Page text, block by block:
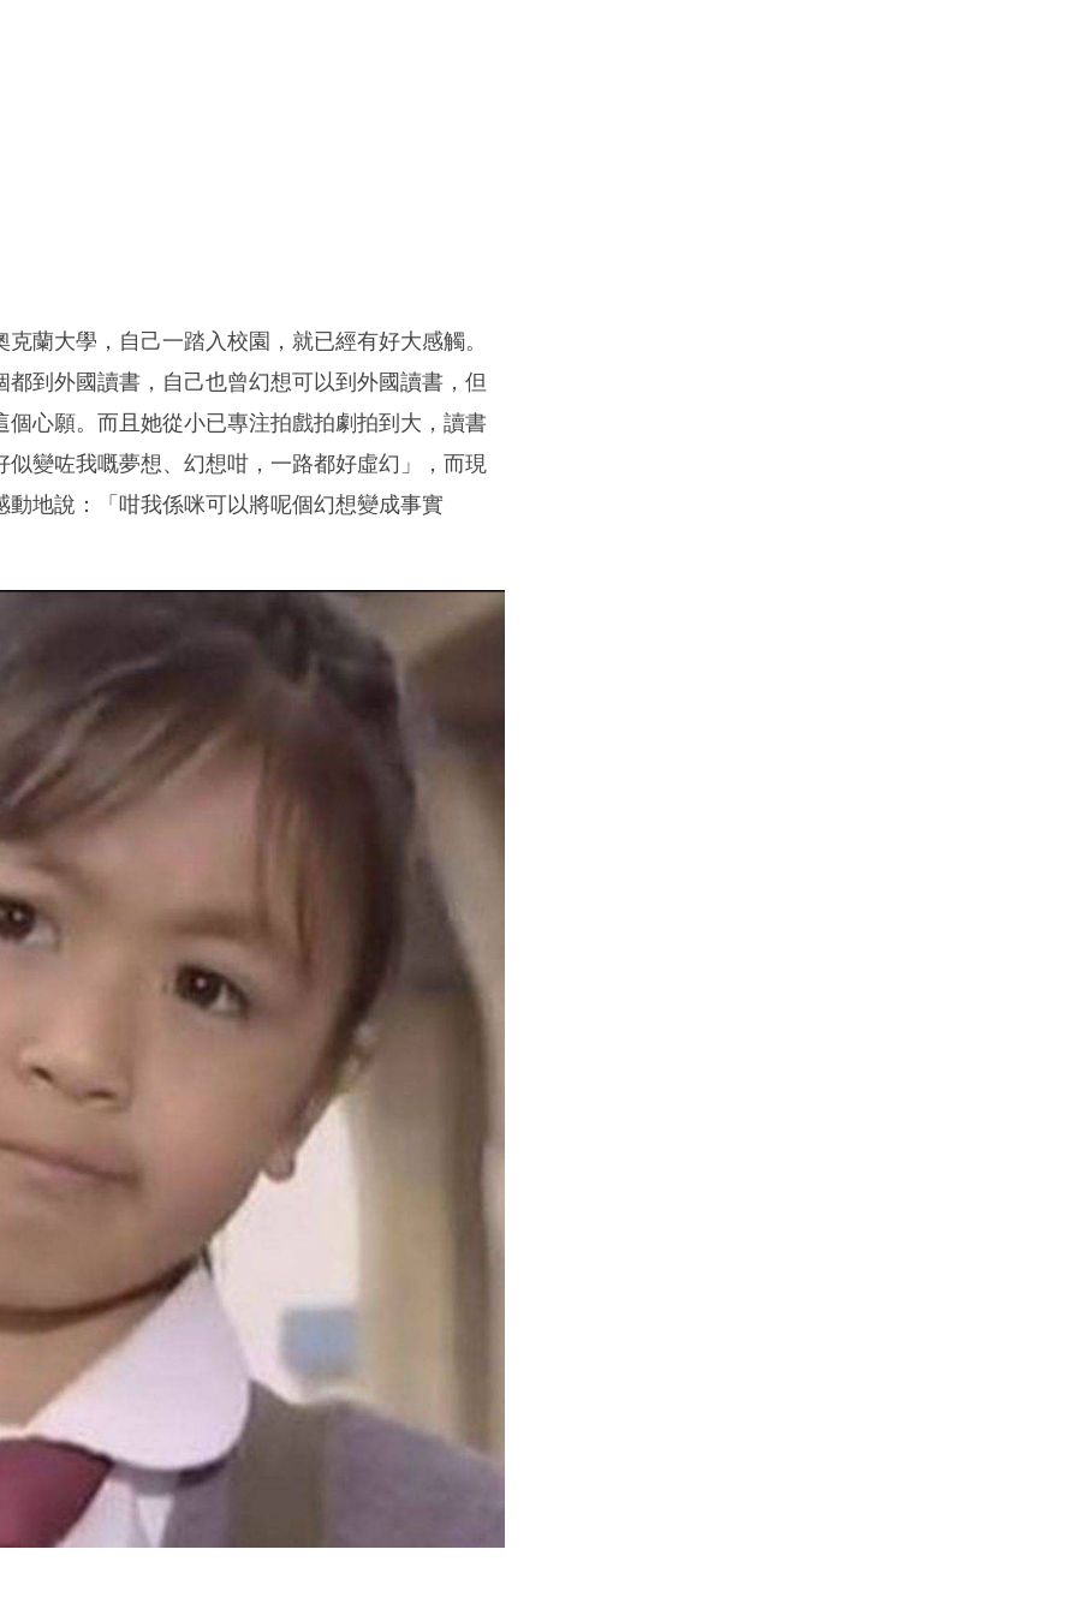
蘭大學，自己一踏入校園，就已經有好大感觸。
到外國讀書，自己也曾幻想可以到外國讀書，但
心願。而且她從小已專注拍戲拍劇拍到大，讀書
變咗我嘅夢想、幻想咁，一路都好虛幻」，而現
地說：「咁我係咪可以將呢個幻想變成事實